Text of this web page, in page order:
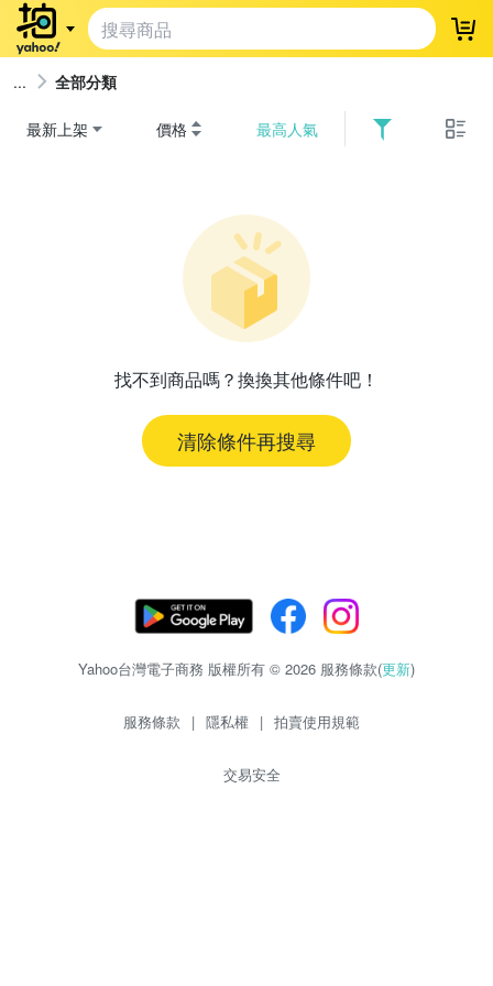
登
全部分類
最新上架 價格 最高人氣
找不到商品嗎？換換其他條件吧！
清除條件再搜尋
Yahoo台灣電子商務 版權所有 © 2026 服務條款(更新)
服務條款 | 隱私權 | 拍賣使用規範
交易安全